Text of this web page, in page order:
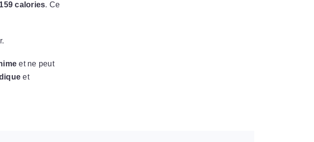
159 calories. Ce
et ne peut
et